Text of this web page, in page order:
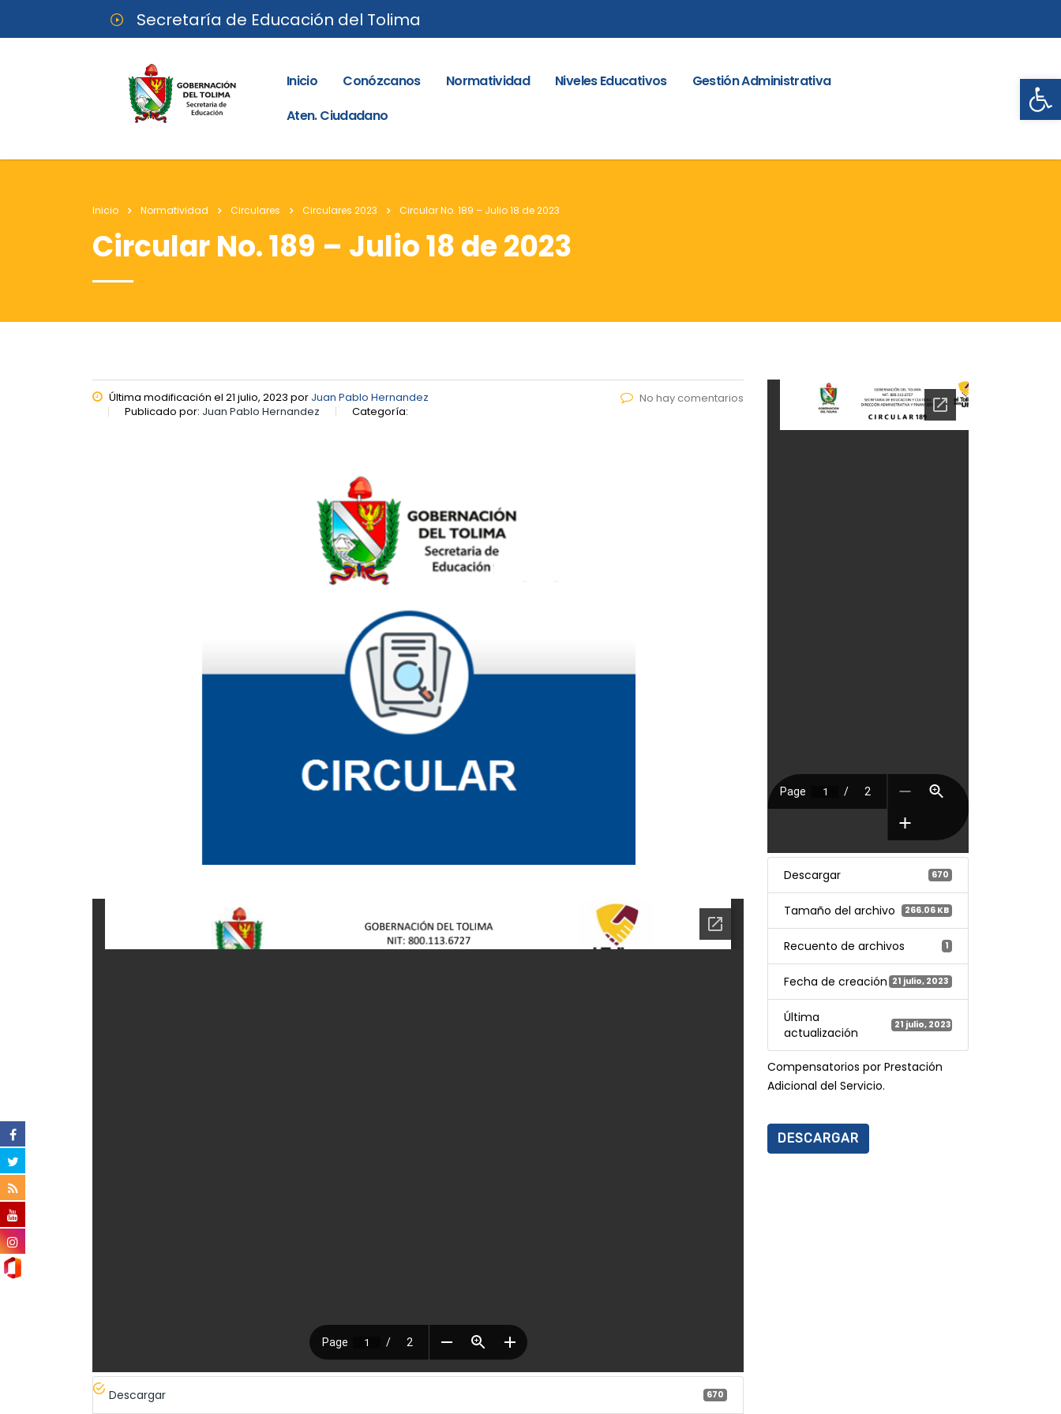
Secretaría de Educación del Tolima
Inicio Conózcanos Normatividad Niveles Educativos
Gestión Administrativa
Aten. Ciudadano
Inicio Normatividad Circulares Circulares 2023 Circular No. 189 – Julio 18 de 2023
Circular No. 189 – Julio 18 de 2023
Última modificación el 21 julio, 2023 por Juan Pablo Hernandez
Publicado por: Juan Pablo Hernandez Categoría:
No hay comentarios
Descargar 670
Descargar 670
Tamaño del archivo 266.06 KB
Recuento de archivos 1
Fecha de creación 21 julio, 2023
Última
actualización
21 julio, 2023
Compensatorios por Prestación
Adicional del Servicio.
DESCARGAR